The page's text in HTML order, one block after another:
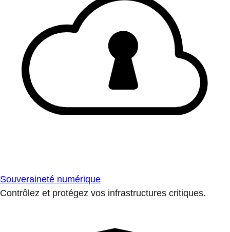
Souveraineté numérique
Contrôlez et protégez vos infrastructures critiques.